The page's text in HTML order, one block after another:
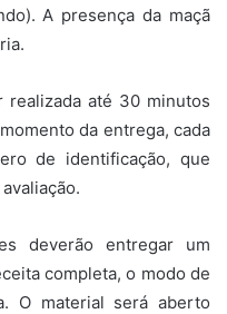
A presença da maçã
até 30 minutos
da entrega, cada
de identificação, que
deverão entregar um
completa, o modo de
O material será aberto